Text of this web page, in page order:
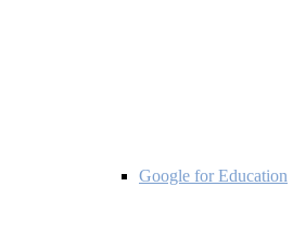
Google for Education